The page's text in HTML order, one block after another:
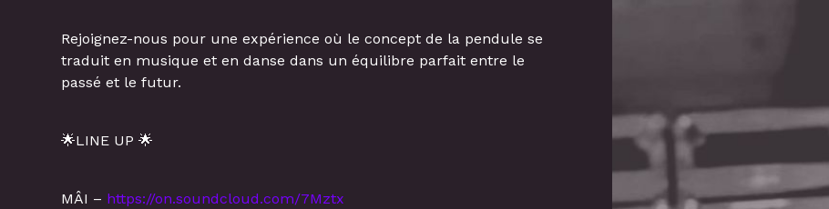
Rejoignez-nous pour une expérience où le concept de la pendule se
traduit en musique et en danse dans un équilibre parfait entre le
passé et le futur.
🌟LINE UP 🌟
MÂI – https://on.soundcloud.com/7Mztx